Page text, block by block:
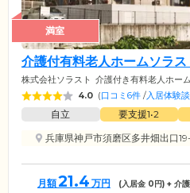
満室
介護付有料老人ホームソラ
株式会社ソラスト 介護付き有料老人ホーム
4.0 (口コミ6件 /入居体験
自立 要支援1•2
兵庫県神戸市須磨区多井畑出口
月額21.4 万円 (入居金 0円) + 介